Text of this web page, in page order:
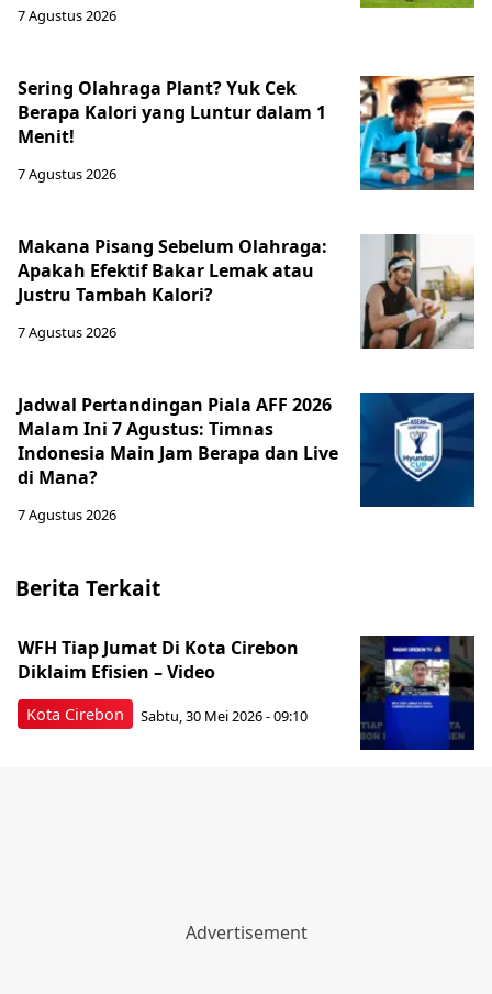
7 Agustus 2026
Sering Olahraga Plant? Yuk Cek
Berapa Kalori yang Luntur dalam 1
Menit!
7 Agustus 2026
Makana Pisang Sebelum Olahraga:
Apakah Efektif Bakar Lemak atau
Justru Tambah Kalori?
7 Agustus 2026
Jadwal Pertandingan Piala AFF 2026
Malam Ini 7 Agustus: Timnas
Indonesia Main Jam Berapa dan Live
di Mana?
7 Agustus 2026
Berita Terkait
Kota Cirebon
WFH Tiap Jumat Di Kota Cirebon
Diklaim Efisien – Video
Sabtu, 30 Mei 2026 - 09:10